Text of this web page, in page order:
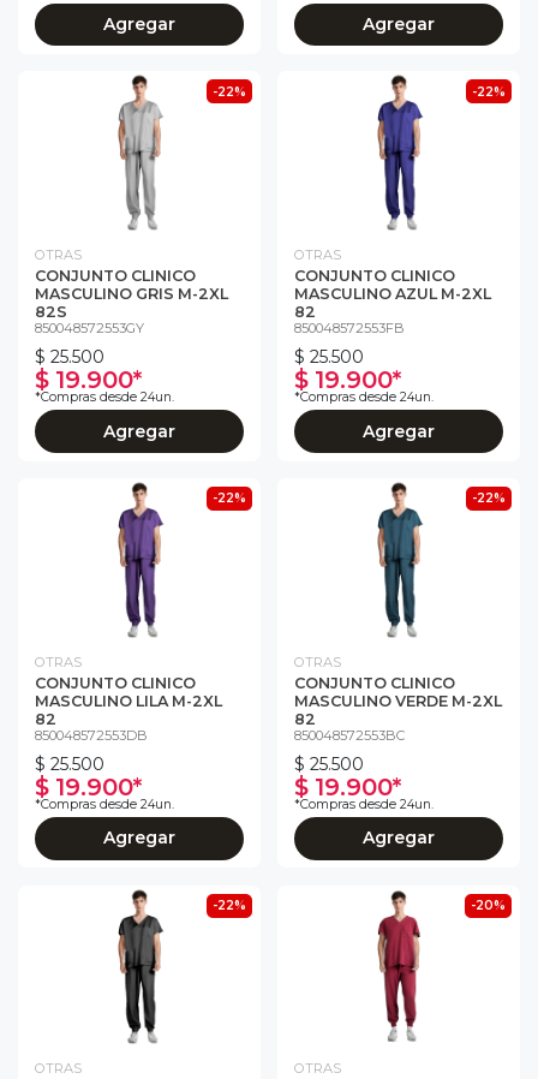
Agregar Agregar
-22%
OTRAS
CONJUNTO CLINICO
MASCULINO GRIS M-2XL
82S
850048572553GY
$ 25.500
$ 19.900*
*Compras desde 24un.
Agregar
-22%
OTRAS
CONJUNTO CLINICO
MASCULINO AZUL M-2XL
82
850048572553FB
$ 25.500
$ 19.900*
*Compras desde 24un.
Agregar
-22%
OTRAS
CONJUNTO CLINICO
MASCULINO LILA M-2XL
82
850048572553DB
$ 25.500
$ 19.900*
*Compras desde 24un.
Agregar
-22%
OTRAS
CONJUNTO CLINICO
MASCULINO VERDE M-2XL
82
850048572553BC
$ 25.500
$ 19.900*
*Compras desde 24un.
Agregar
-22%
OTRAS
-20%
OTRAS